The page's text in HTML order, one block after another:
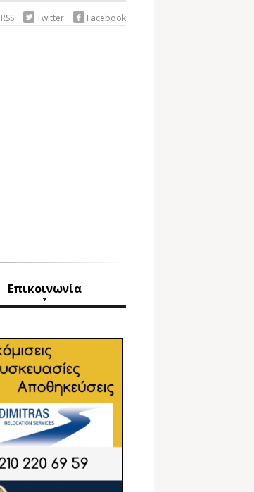
RSS Twitter Facebook
Επικοινωνία